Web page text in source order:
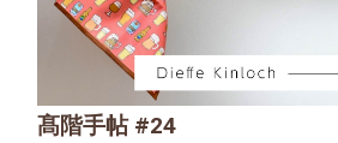
髙階手帖 #24